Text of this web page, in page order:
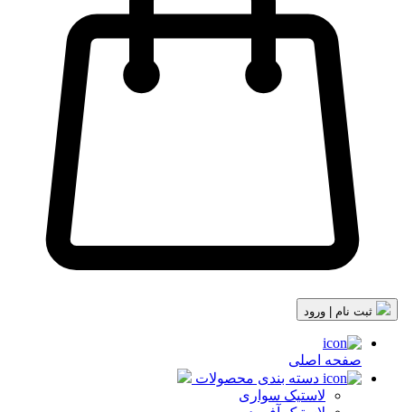
صفحه اصلی
دسته بندی محصولات
لاستیک سواری